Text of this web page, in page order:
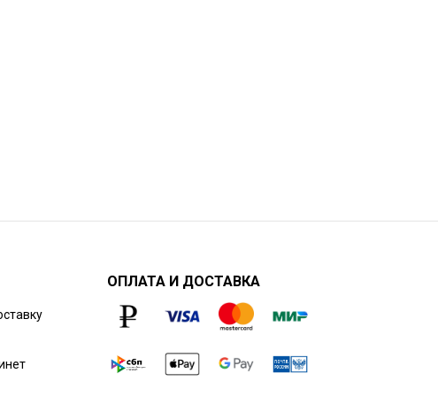
ОПЛАТА И ДОСТАВКА